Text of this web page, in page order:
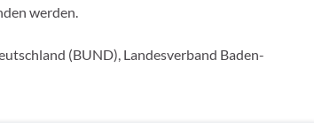
werden.
(BUND), Landesverband Baden-